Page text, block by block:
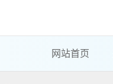
网站首页